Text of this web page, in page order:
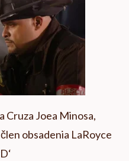
Cruza Joea Minosa,
obsadenia LaRoyce